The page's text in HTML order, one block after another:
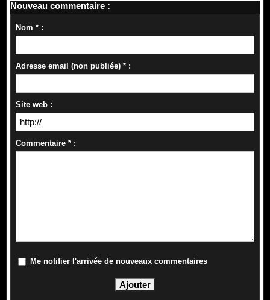
Nouveau commentaire :
Nom * :
Adresse email (non publiée) * :
Site web :
Commentaire * :
Me notifier l'arrivée de nouveaux commentaires